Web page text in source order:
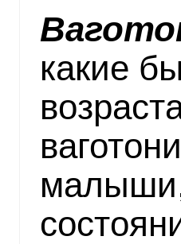
какие